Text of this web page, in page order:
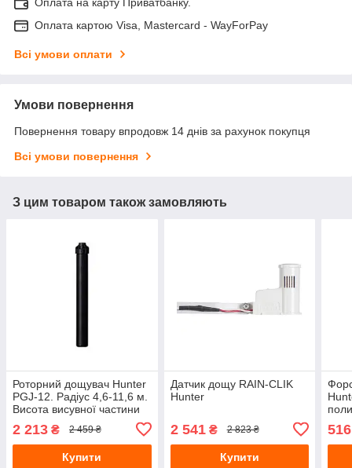
Оплата на карту Приватбанку.
Оплата картою Visa, Mastercard - WayForPay
Всі умови оплати
Умови повернення
Повернення товару впродовж 14 днів за рахунок покупця
Всі умови повернення
З цим товаром також замовляють
Роторний дощувач Hunter
PGJ-12. Радіус 4,6-11,6 м.
Висота висувної частини
2 213 ₴ 2 459 ₴
Купити
Датчик дощу RAIN-CLIK
Hunter
2 541₴ 2 823 ₴
Купити
516